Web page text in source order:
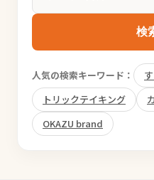
検
人気の検索キーワード：
トリックテイキング
OKAZU brand